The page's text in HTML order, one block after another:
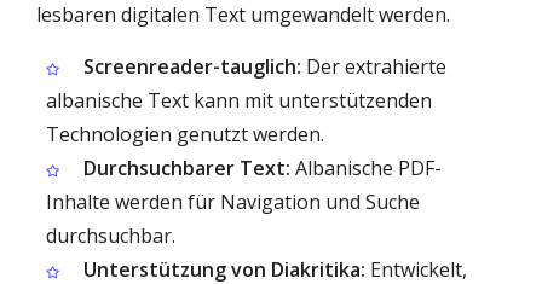
lesbaren digitalen Text umgewandelt werden.
Screenreader-tauglich: Der extrahierte
albanische Text kann mit unterstützenden
Technologien genutzt werden.
Durchsuchbarer Text: Albanische PDF-
Inhalte werden für Navigation und Suche
durchsuchbar.
Unterstützung von Diakritika: Entwickelt,